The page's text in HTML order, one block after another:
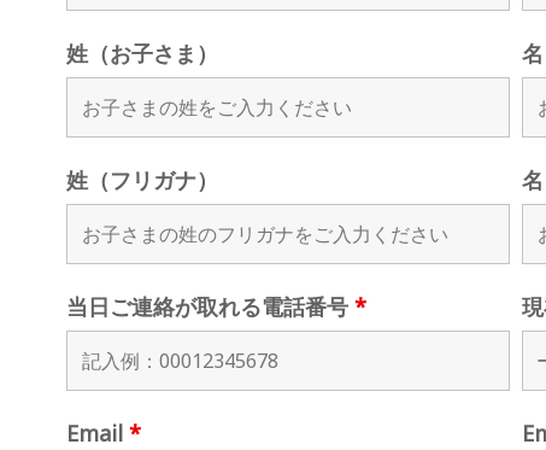
姓（お子さま）
姓（フリガナ）
当日ご連絡が取れる電話番号 *
Email *